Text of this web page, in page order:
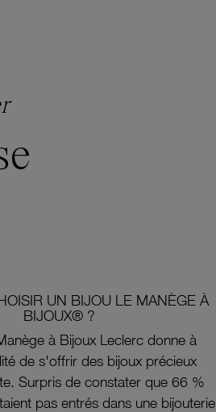
UN BIJOU LE MANÈGE À
BIJOUX® ?
à Bijoux Leclerc donne à
de s'offrir des bijoux précieux
Surpris de constater que 66 %
pas entrés dans une bijouterie